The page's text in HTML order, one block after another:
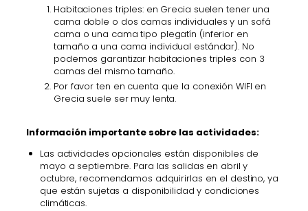
Habitaciones triples: en Grecia suelen tener una
cama doble o dos camas individuales y un sofá
cama o una cama tipo plegatín (inferior en
tamaño a una cama individual estándar). No
podemos garantizar habitaciones triples con 3
camas del mismo tamaño.
Por favor ten en cuenta que la conexión WIFI en
Grecia suele ser muy lenta.
Información importante sobre las actividades:
Las actividades opcionales están disponibles de
mayo a septiembre. Para las salidas en abril y
octubre, recomendamos adquirirlas en el destino, ya
que están sujetas a disponibilidad y condiciones
climáticas.